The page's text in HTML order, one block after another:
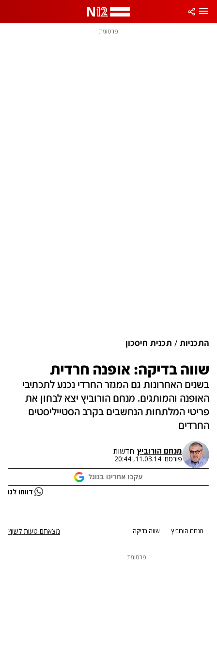
פרסומת
התכניות תכנית חיסכון
שווה בדיקה: אופנה חרדית
בשנים האחרונות גם המגזר החרדי נכנע לתכתיבי
האופנה והמותגים. מנחם הורוביץ יצא לבחון את
פריטי המלתחות הנחשבים בקרב הסטייליסטים
החרדים
מנחם הורוביץ חדשות
פורסם: 11.03.14, 20:44
עקבו אחרינו בגוגל
נתקלנו בבעיה דווחו לנו
מנחם הורוביץ שווה בדיקה מצאתם טעות לשון?
פרסומת